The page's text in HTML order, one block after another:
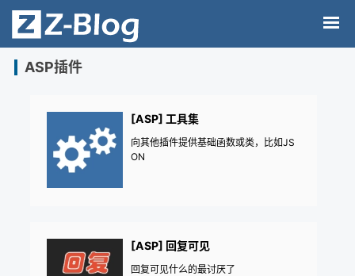
ASP插件
[ASP] 工具集
向其他插件提供基础函数或类，比如JS
ON
[ASP] 回复可见
回复可见什么的最讨厌了